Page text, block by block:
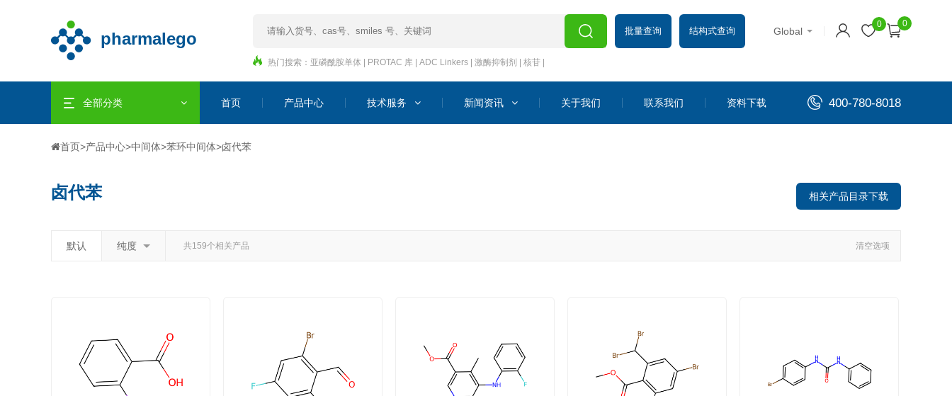
批量查询 结构式查询 Global
0 0
热门搜索： 亚磷酰胺单体 | PROTAC 库 | ADC Linkers | 激酶抑制剂 | 核苷 |
全部分类 首页 产品中心 技术服务 新闻资讯 关于我们 联系我们 资料下载 400-780-8018
首页>产品中心>中间体>苯环中间体>卤代苯
卤代苯 相关产品目录下载
默认 纯度 共159个相关产品 清空选项